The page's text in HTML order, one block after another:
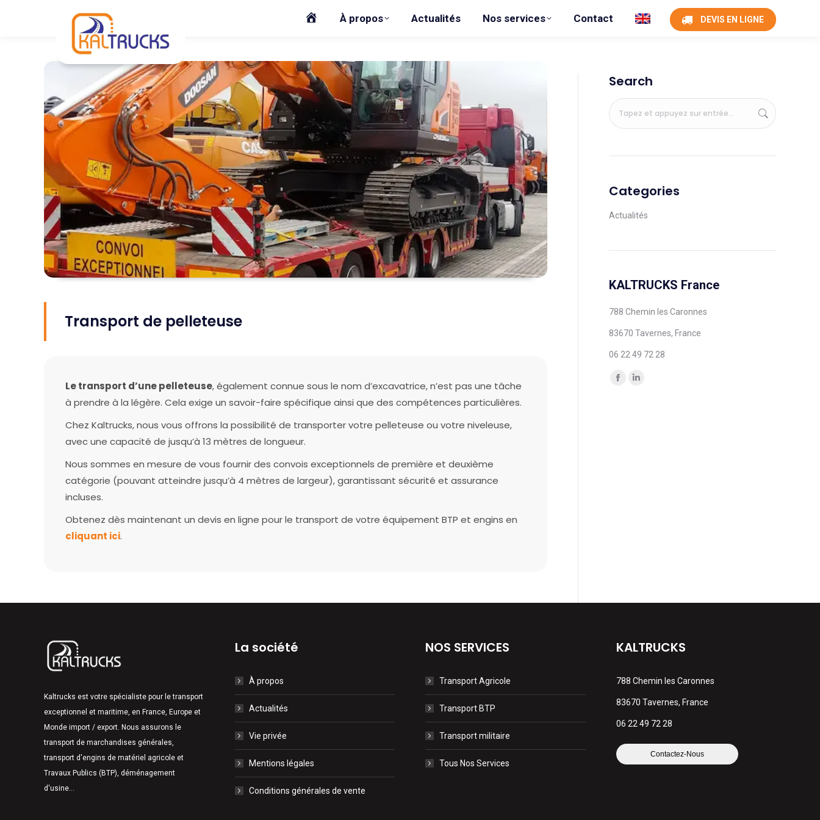
AccueilÀ propos Actualités Nos services Contact DEVIS EN LIGNE
Transport de pelleteuse
Le transport d’une pelleteuse, également connue sous le nom d’excavatrice, n’est pas une tâche
à prendre à la légère. Cela exige un savoir-faire spécifique ainsi que des compétences particulières.
Chez Kaltrucks, nous vous offrons la possibilité de transporter votre pelleteuse ou votre niveleuse,
avec une capacité de jusqu’à 13 mètres de longueur.
Nous sommes en mesure de vous fournir des convois exceptionnels de première et deuxième
catégorie (pouvant atteindre jusqu’à 4 mètres de largeur), garantissant sécurité et assurance
incluses.
Obtenez dès maintenant un devis en ligne pour le transport de votre équipement BTP et engins en
cliquant ici.
Search
Categories
Actualités
KALTRUCKS France
788 Chemin les Caronnes
83670 Tavernes, France
06 22 49 72 28
Trouvez nous sur :
Kaltrucks est votre spécialiste pour le transport
exceptionnel et maritime, en France, Europe et
Monde import / export. Nous assurons le
transport de marchandises générales,
transport d'engins de matériel agricole et
Travaux Publics (BTP), déménagement
d'usine...
La société
À propos
Actualités
Vie privée
Mentions légales
Conditions générales de vente
NOS SERVICES
Transport Agricole
Transport BTP
Transport militaire
Tous Nos Services
KALTRUCKS
788 Chemin les Caronnes
83670 Tavernes, France
06 22 49 72 28